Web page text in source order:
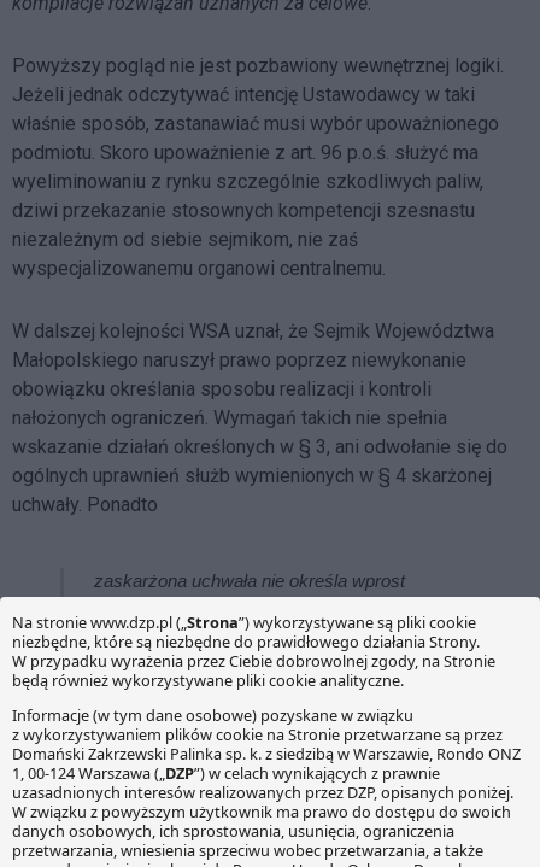
Powyższy pogląd nie jest pozbawiony wewnętrznej logiki.
Jeżeli jednak odczytywać intencję Ustawodawcy w taki
właśnie sposób, zastanawiać musi wybór upoważnionego
podmiotu. Skoro upoważnienie z art. 96 p.o.ś. służyć ma
wyeliminowaniu z rynku szczególnie szkodliwych paliw,
dziwi przekazanie stosownych kompetencji szesnastu
niezależnym od siebie sejmikom, nie zaś
wyspecjalizowanemu organowi centralnemu.
W dalszej kolejności WSA uznał, że Sejmik Województwa
Małopolskiego naruszył prawo poprzez niewykonanie
obowiązku określania sposobu realizacji i kontroli
nałożonych ograniczeń. Wymagań takich nie spełnia
wskazanie działań określonych w § 3, ani odwołanie się do
ogólnych uprawnień służb wymienionych w § 4 skarżonej
uchwały. Ponadto
zaskarżona uchwała nie określa wprost
ocenić czy winien stosować się do nakazu z § 1
musi dokonać skomplikowanej wykładni § 2, w
ramach której należy uwzględniać nie tylko
przepisy ustaw, ale licznych rozporządzeń
wykonawczych. Również określenie wzoru
powinnego postępowania jest utrudnione,
albowiem ustawa nie operuje pojęciami:
nakazuje się, zakazuje się, zezwala się,
powinien, należy i in. charakterystycznymi dla